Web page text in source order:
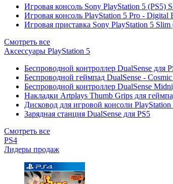
Игровая консоль Sony PlayStation 5
Игровая консоль PlayStation 5 Pro -
Игровая приставка Sony PlayStation 5
Смотреть все
Аксессуары PlayStation 5
Беспроводной контроллер DualSense для
Беспроводной геймпад DualSense -
Беспроводной контроллер DualSense
Накладки Artplays Thumb Grips для
Дисковод для игровой консоли
Зарядная станция DualSense для PS5
Смотреть все
PS4
Лидеры продаж